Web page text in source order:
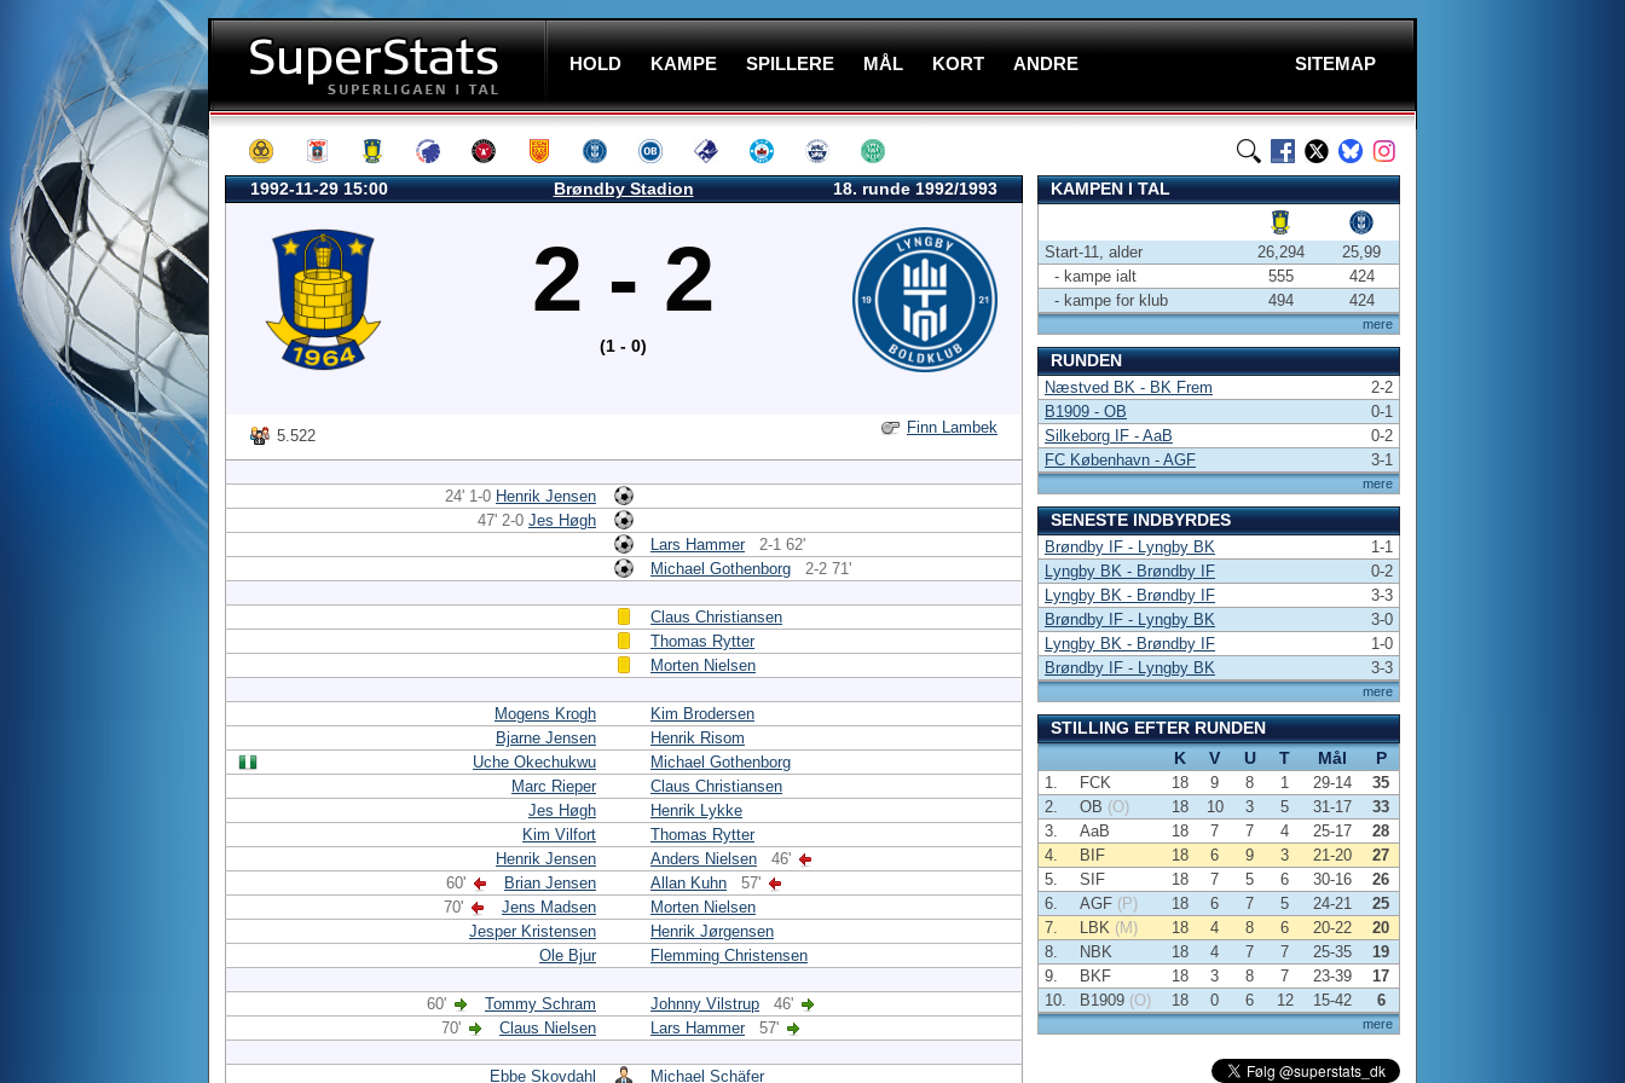
HOLD KAMPE SPILLERE MÅL KORT ANDRE SITEMAP
1992-11-29 15:00 Brøndby Stadion 18. runde 1992/1993
2 - 2
(1 - 0)
5.522 Finn Lambek
24' 1-0 Henrik Jensen
47' 2-0 Jes Høgh
Lars Hammer
2-1 62'
Michael Gothenborg
2-2 71'
Claus Christiansen
Thomas Rytter
Morten Nielsen
Mogens Krogh
Kim Brodersen
Bjarne Jensen
Henrik Risom
Uche Okechukwu
Michael Gothenborg
Marc Rieper
Claus Christiansen
Jes Høgh
Henrik Lykke
Kim Vilfort
Thomas Rytter
Henrik Jensen
Anders Nielsen
46'
60'
Brian Jensen Allan Kuhn
57'
70'
Jens Madsen
Morten Nielsen
Jesper Kristensen
Henrik Jørgensen
Ole Bjur
Flemming Christensen
60' Tommy Schram Johnny Vilstrup
46'
70'
Claus Nielsen Lars Hammer 57'
Ebbe Skovdahl Michael Schäfer
KAMPEN I TAL
mere
Start-11, alder 26,294
25,99
- kampe ialt
555
424
- kampe for klub
494 424
RUNDEN
mere
Næstved BK - BK Frem
2-2
B1909 - OB
0-1
Silkeborg IF - AaB
0-2
FC København - AGF
3-1
SENESTE INDBYRDES
mere
Brøndby IF - Lyngby BK
1-1
Lyngby BK - Brøndby IF
0-2
Lyngby BK - Brøndby IF
3-3
Brøndby IF - Lyngby BK
3-0
Lyngby BK - Brøndby IF
1-0
Brøndby IF - Lyngby BK
3-3
STILLING EFTER RUNDEN
K
V U T Mål P
mere
1. FCK 18 9 8 1 29-14
35
2.
OB (O) 18 10 3 5 31-17
33
3.
AaB 18 7 7 4 25-17
28
4.
BIF 18 6 9 3 21-20
27
5.
SIF 18 7 5 6 30-16
26
6.
AGF (P) 18 6 7 5 24-21
25
7.
LBK (M) 18 4 8 6 20-22
20
8.
NBK 18 4 7 7 25-35
19
9.
BKF 18 3 8 7 23-39
17
10.
B1909 (O) 18 0 6 12 15-42 6